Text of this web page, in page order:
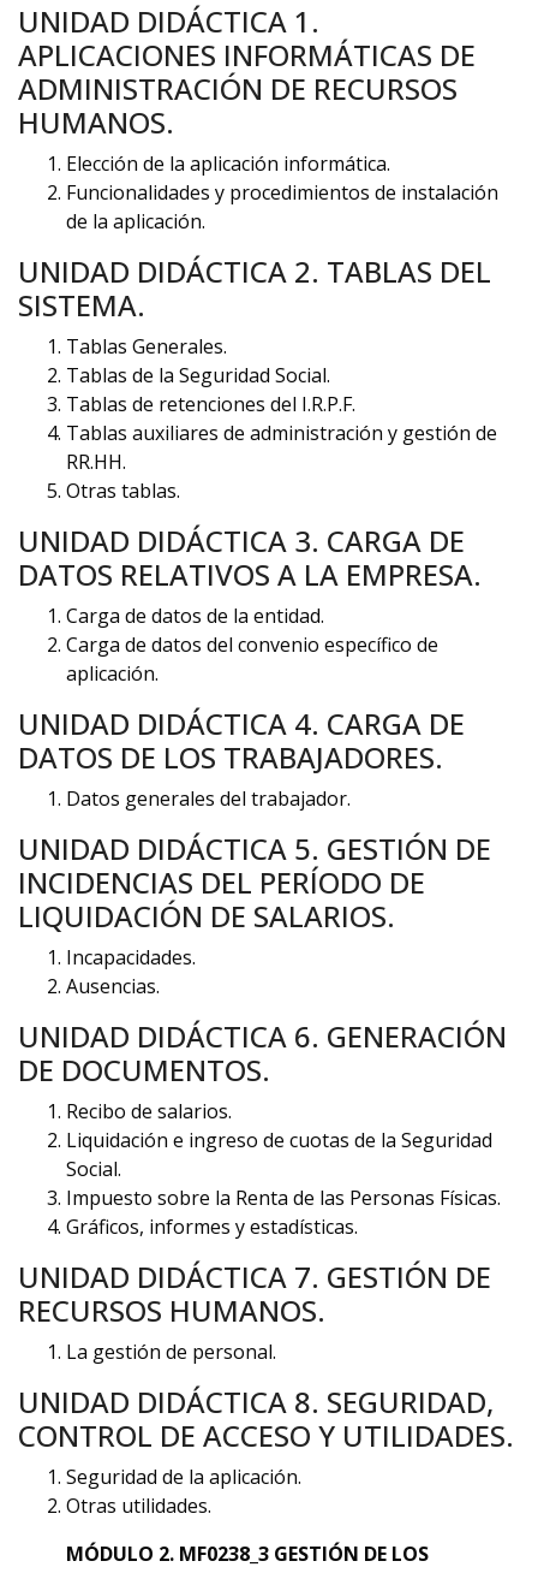
UNIDAD DIDÁCTICA 1.
APLICACIONES INFORMÁTICAS DE
ADMINISTRACIÓN DE RECURSOS
HUMANOS.
Elección de la aplicación informática.
Funcionalidades y procedimientos de instalación
de la aplicación.
UNIDAD DIDÁCTICA 2. TABLAS DEL
SISTEMA.
Tablas Generales.
Tablas de la Seguridad Social.
Tablas de retenciones del I.R.P.F.
Tablas auxiliares de administración y gestión de
RR.HH.
Otras tablas.
UNIDAD DIDÁCTICA 3. CARGA DE
DATOS RELATIVOS A LA EMPRESA.
Carga de datos de la entidad.
Carga de datos del convenio específico de
aplicación.
UNIDAD DIDÁCTICA 4. CARGA DE
DATOS DE LOS TRABAJADORES.
Datos generales del trabajador.
UNIDAD DIDÁCTICA 5. GESTIÓN DE
INCIDENCIAS DEL PERÍODO DE
LIQUIDACIÓN DE SALARIOS.
Incapacidades.
Ausencias.
UNIDAD DIDÁCTICA 6. GENERACIÓN
DE DOCUMENTOS.
Recibo de salarios.
Liquidación e ingreso de cuotas de la Seguridad
Social.
Impuesto sobre la Renta de las Personas Físicas.
Gráficos, informes y estadísticas.
UNIDAD DIDÁCTICA 7. GESTIÓN DE
RECURSOS HUMANOS.
La gestión de personal.
UNIDAD DIDÁCTICA 8. SEGURIDAD,
CONTROL DE ACCESO Y UTILIDADES.
Seguridad de la aplicación.
Otras utilidades.
MÓDULO 2. MF0238_3 GESTIÓN DE LOS